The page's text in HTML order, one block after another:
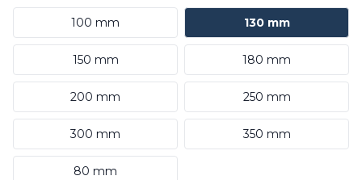
100 mm 130 mm
150 mm 180 mm
200 mm 250 mm
300 mm 350 mm
80 mm